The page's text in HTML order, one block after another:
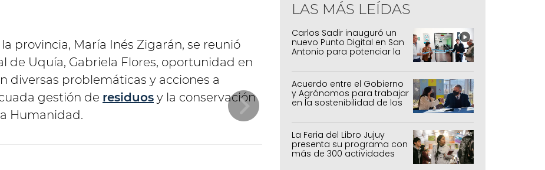
provincia, María Inés Zigarán, se reunió
de Uquía, Gabriela Flores, oportunidad en
diversas problemáticas y acciones a
gestión de residuos y la conservación
Humanidad.
LAS MÁS LEÍDAS
Carlos Sadir inauguró un
nuevo Punto Digital en San
Antonio para potenciar la
Acuerdo entre el Gobierno
y Agrónomos para trabajar
en la sostenibilidad de los
agrícolas, pecuarios y
forestal
La Feria del Libro Jujuy
presenta su programa con
más de 300 actividades